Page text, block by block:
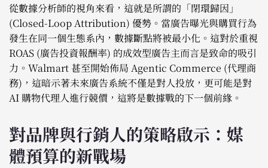
從數據分析師的視角來看，這就是所謂的「閉環歸因」
(Closed-Loop Attribution) 優勢。當廣告曝光與購買行為
發生在同一個生態系內，數據斷點將被最小化。這對於重視
ROAS (廣告投資報酬率) 的成效型廣告主而言是致命的吸引
力。Walmart 甚至開始佈局 Agentic Commerce (代理商
務)，這暗示著未來廣告系統不僅是對人投放，更可能是對
AI 購物代理人進行競價，這將是數據戰的下一個前緣。
對品牌與行銷人的策略啟示：媒
體預算的新戰場